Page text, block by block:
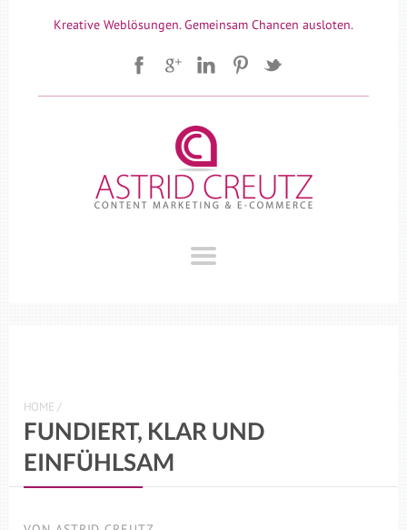
Kreative Weblösungen. Gemeinsam Chancen ausloten.
HOME /
FUNDIERT, KLAR UND
EINFÜHLSAM